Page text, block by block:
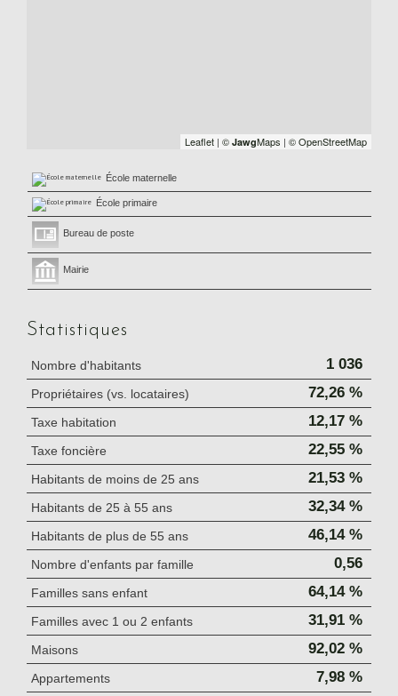
Leaflet | © JawgMaps | © OpenStreetMap
École maternelle
École primaire
Bureau de poste
Mairie
Statistiques
Nombre d'habitants 1 036
Propriétaires (vs. locataires) 72,26 %
Taxe habitation 12,17 %
Taxe foncière 22,55 %
Habitants de moins de 25 ans 21,53 %
Habitants de 25 à 55 ans 32,34 %
Habitants de plus de 55 ans 46,14 %
Nombre d'enfants par famille 0,56
Familles sans enfant 64,14 %
Familles avec 1 ou 2 enfants 31,91 %
Maisons 92,02 %
Appartements 7,98 %